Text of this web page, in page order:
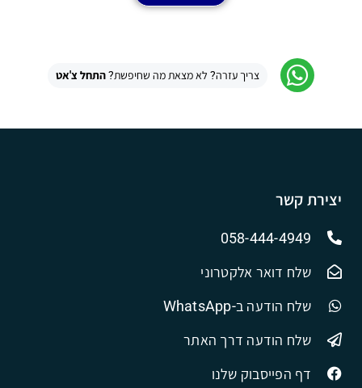
צריך עזרה? לא מצאת מה שחיפשת?התחל צ'אט
יצירת קשר
058-444-4949
שלח דואר אלקטרוני
שלח הודעה ב-WhatsApp
שלח הודעה דרך האתר
דף הפייסבוק שלנו